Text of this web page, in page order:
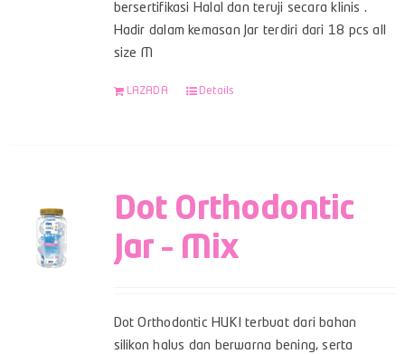
bersertifikasi Halal dan teruji secara klinis .
Hadir dalam kemasan Jar terdiri dari 18 pcs all
size M
LAZADA Details
Dot Orthodontic
Jar – Mix
Dot Orthodontic HUKI terbuat dari bahan
silikon halus dan berwarna bening, serta